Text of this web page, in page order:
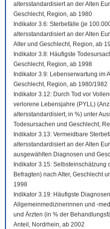
altersstandardisiert an der Alten
Geschlecht, Region, ab 1980
Indikator 3.6: Sterbefälle (je
altersstandardisiert an der Alten
Alter und Geschlecht, Region, ab
Indikator 3.8: Häufigste
Geschlecht, Region, ab 1998
Indikator 3.9: Lebenserwartung im
Geschlecht, Region, ab 1980/1982
Indikator 3.12: Durch Tod vor
verlorene Lebensjahre (PYLL)
altersstandardisiert, in %) unter
Todesursachen und Geschlecht,
Indikator 3.13: Vermeidbare
altersstandardisiert an der Alten
ausgewählten Diagnosen und
Indikator 3.15:
Befragten) nach Alter, Geschlecht
1998
Indikator 3.19: Häufigste
Allgemeinmedizinerinnen und -
und Ärzten (in % der
Anteil, Nordrhein, ab 2002